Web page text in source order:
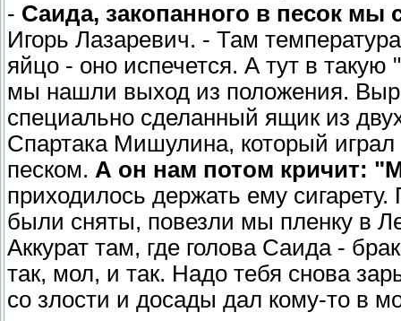
- Саида, закопанного в песок мы
Игорь Лазаревич. - Там
яйцо - оно испечется. А тут в
мы нашли выход из положения.
специально сделанный ящик из
Спартака Мишулина, который
песком. А он нам потом кричит:
приходилось держать ему
были сняты, повезли мы пленку в
Аккурат там, где голова Саида -
так, мол, и так. Надо тебя снова
со злости и досады дал кому-то в